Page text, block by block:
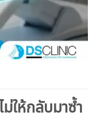
ให้กลับมาซ้ำ